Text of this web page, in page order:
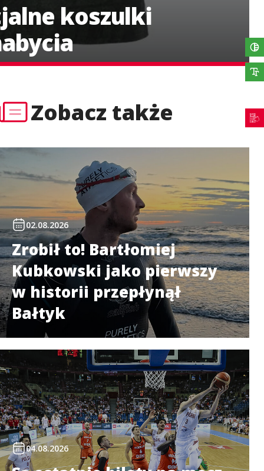
koszulki
Zobacz także
02.08.2026
Zrobił to! Bartłomiej
Kubkowski jako pierwszy
w historii przepłynął
Bałtyk
04.08.2026